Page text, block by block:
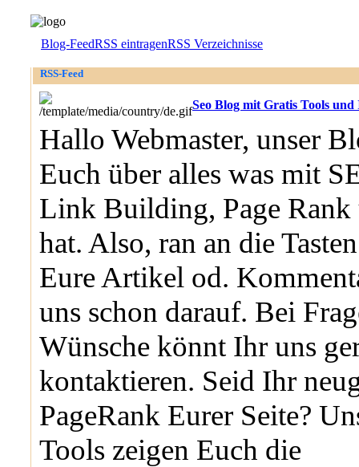
Blog-FeedRSS eintragenRSS Verzeichnisse
RSS-Feed
Seo Blog mit Gratis Tools und
Hallo Webmaster, unser
Euch über alles was mit
Link Building, Page Rank
hat. Also, ran an die
Eure Artikel od.
uns schon darauf. Bei
Wünsche könnt Ihr uns
kontaktieren. Seid Ihr
PageRank Eurer Seite?
Tools zeigen Euch die